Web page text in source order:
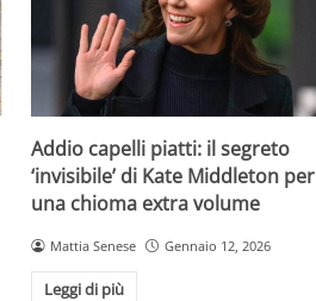
Addio capelli piatti: il segreto
‘invisibile’ di Kate Middleton per
una chioma extra volume
Mattia Senese Gennaio 12, 2026
Leggi di più